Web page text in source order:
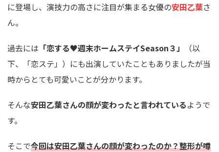
に登場し、演技力の高さに注目が集まる女優の安田乙葉さ
ん。
過去には 「恋する♥週末ホームステイSeason３」
（以
下、「恋ステ」）にも出演していたこともありましたが当
時からとても可愛いことが分かります。
そんな安田乙葉さんの顔が変わったと言われているようで
す。
そこで今回は安田乙葉さんの顔が変わったのか？整形が噂